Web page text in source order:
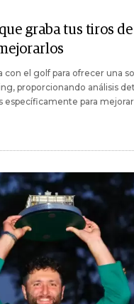
graba tus tiros
con el golf para ofrecer una
proporcionando análisis
específicamente para